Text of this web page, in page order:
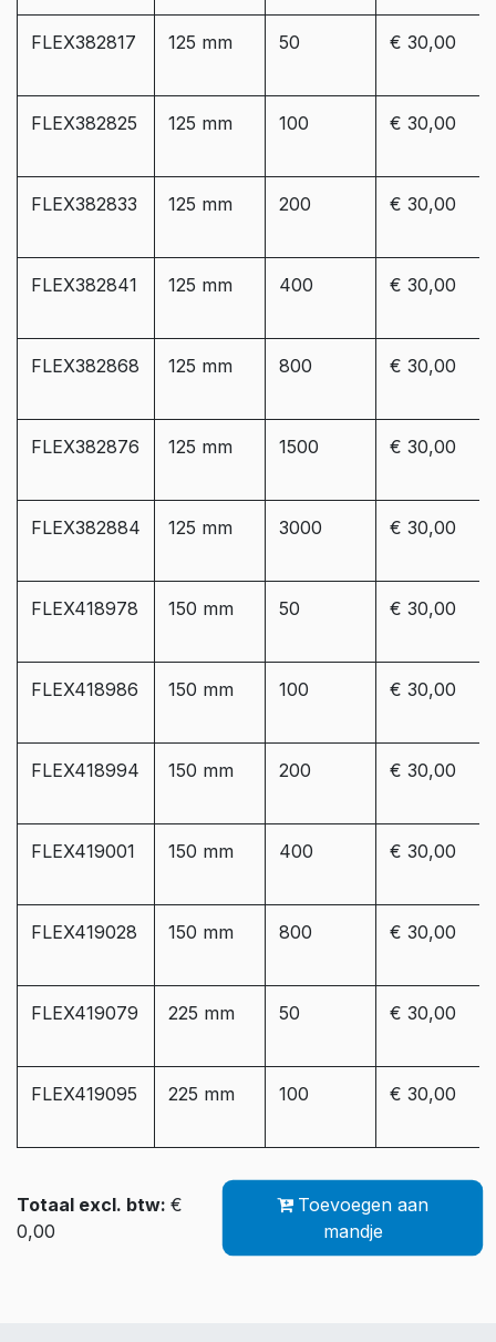
FLEX382817 125 mm 50 € 30,00
FLEX382825 125 mm 100 € 30,00
FLEX382833 125 mm 200 € 30,00
FLEX382841 125 mm 400 € 30,00
FLEX382868 125 mm 800 € 30,00
FLEX382876 125 mm 1500 € 30,00
FLEX382884 125 mm 3000 € 30,00
FLEX418978 150 mm 50 € 30,00
FLEX418986 150 mm 100 € 30,00
FLEX418994 150 mm 200 € 30,00
FLEX419001 150 mm 400 € 30,00
FLEX419028 150 mm 800 € 30,00
FLEX419079 225 mm 50 € 30,00
FLEX419095 225 mm 100 € 30,00
Totaal excl. btw: €
0,00
Toevoegen aan
mandje